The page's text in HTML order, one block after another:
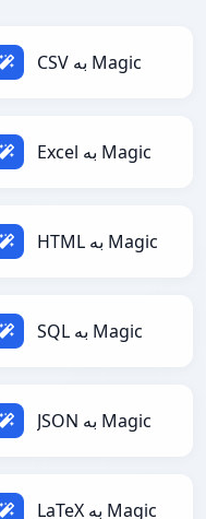
CSV به Magic
Excel به Magic
HTML به Magic
SQL به Magic
JSON به Magic
LaTeX به Magic